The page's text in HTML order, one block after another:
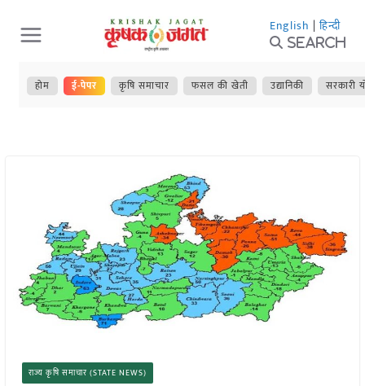
Skip
to
content
English | हिन्दी
Search
होम ई-पेपर कृषि समाचार फसल की खेती उद्यानिकी सरकारी
राज्य कृषि समाचार (STATE NEWS)